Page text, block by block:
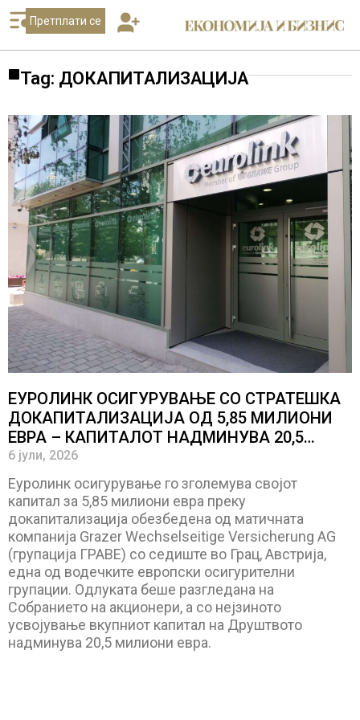
Претплати се
Tag: ДОКАПИТАЛИЗАЦИЈА
ЕУРОЛИНК ОСИГУРУВАЊЕ СО СТРАТЕШКА
ДОКАПИТАЛИЗАЦИЈА ОД 5,85 МИЛИОНИ
ЕВРА – КАПИТАЛОТ НАДМИНУВА 20,5
МИЛИОНИ ЕВРА
6 јули, 2026
Еуролинк осигурување го зголемува својот
капитал за 5,85 милиони евра преку
докапитализација обезбедена од матичната
компанија Grazer Wechselseitige Versicherung AG
(групација ГРАВЕ) со седиште во Грац, Австрија,
една од водечките европски осигурителни
групации. Одлуката беше разгледана на
Собранието на акционери, а со нејзиното
усвојување вкупниот капитал на Друштвото
надминува 20,5 милиони евра.